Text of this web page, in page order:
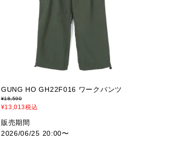
GUNG HO GH22F016 ワークパンツ
¥18,590
¥13,013税込
販売期間
2026/06/25 20:00〜